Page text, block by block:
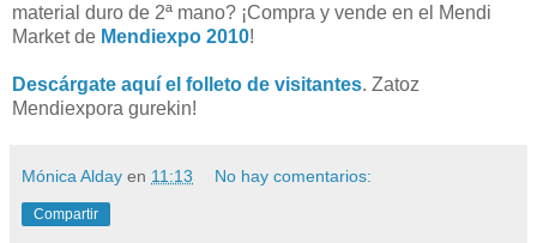
material duro de 2ª mano? ¡Compra y vende en el Mendi
Market de Mendiexpo 2010!
Descárgate aquí el folleto de visitantes. Zatoz
Mendiexpora gurekin!
Mónica Alday en 11:13 No hay comentarios:
Compartir